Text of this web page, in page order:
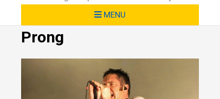
MENU
Prong